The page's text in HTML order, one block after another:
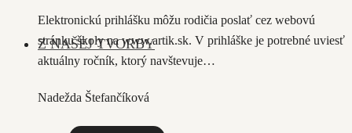
Z NAŠEJ TVORBY
Elektronickú prihlášku môžu rodičia poslať cez webovú
stránku školy na www.artik.sk. V prihláške je potrebné uviesť
aktuálny ročník, ktorý navštevuje…
Nadežda Štefančíková